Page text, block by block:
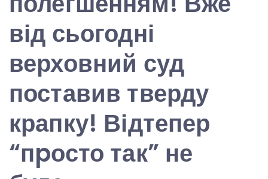
від сьогодні
верховний суд
поставив тверду
крапку! Відтепер
“пpосто так” не